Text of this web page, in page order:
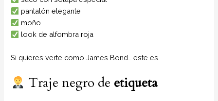
pantalón elegante
moño
look de alfombra roja
Si quieres verte como James Bond… este es.
Traje negro de etiqueta